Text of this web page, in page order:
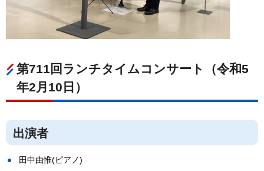
第711回ランチタイムコンサート（令和5
年2月10日）
出演者
田中由惟(ピアノ)